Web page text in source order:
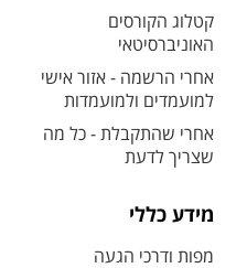
קטלוג הקורסים
האוניברסיטאי
אחרי הרשמה - אזור אישי
למועמדים ולמועמדות
אחרי שהתקבלת - כל מה
שצריך לדעת
מידע כללי
מפות ודרכי הגעה